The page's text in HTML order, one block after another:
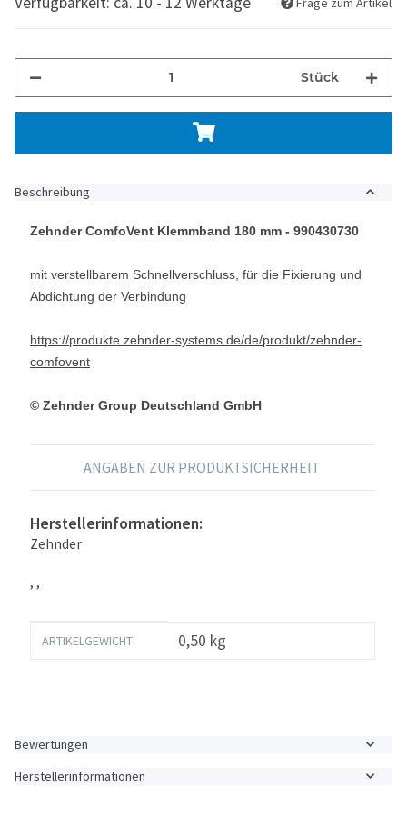
Stück
Beschreibung
Zehnder ComfoVent Klemmband 180 mm - 990430730
mit verstellbarem Schnellverschluss, für die Fixierung und
Abdichtung der Verbindung
https://produkte.zehnder-systems.de/de/produkt/zehnder-
comfovent
© Zehnder Group Deutschland GmbH
ANGABEN ZUR PRODUKTSICHERHEIT
Herstellerinformationen:
Zehnder
, ,
Produkteigenschaft
Wert
ARTIKELGEWICHT: 0,50 kg
Bewertungen
Herstellerinformationen